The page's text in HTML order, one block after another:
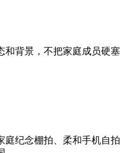
和背景，不把家庭成员硬塞
庭纪念棚拍、柔和手机自拍